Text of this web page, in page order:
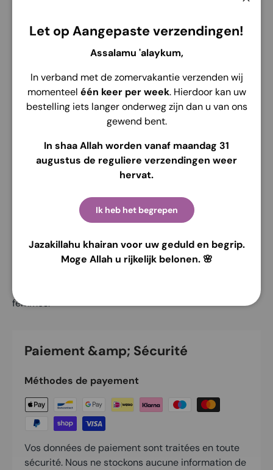
Description Envoi Retour
Ce bel ensemble pour enfants est fabriqué à partir de
tissu Crinkle premium, à base de coton mais avec des
propriétés extensibles, offrant un maximum de confort.
Le tissu a une texture douce, n'est pas translucide et
peut être porté en toute saison, sans avoir à repasser.
et informelles, avec un design élégant doté d'un cordon
de serrage et d'une fermeture éclair sur le devant pour
également servir d’accent décoratif qui rehausse la
tenue. Cette abaya est livrée avec un hijab instantané
élégant. Il existe également des abaya Pita pour
femmes.
Paiement &amp; Sécurité
Méthodes de payement
Vos données de paiement sont traitées en toute
sécurité. Nous ne stockons aucune information de
Let op Aangepaste verzendingen!
Assalamu 'alaykum,
In verband met de zomervakantie verzenden wij
momenteel één keer per week. Hierdoor kan uw
bestelling iets langer onderweg zijn dan u van ons
gewend bent.
In shaa Allah worden vanaf maandag 31
augustus de reguliere verzendingen weer
hervat.
Ik heb het begrepen
Jazakillahu khairan voor uw geduld en begrip.
Moge Allah u rijkelijk belonen. 🌸